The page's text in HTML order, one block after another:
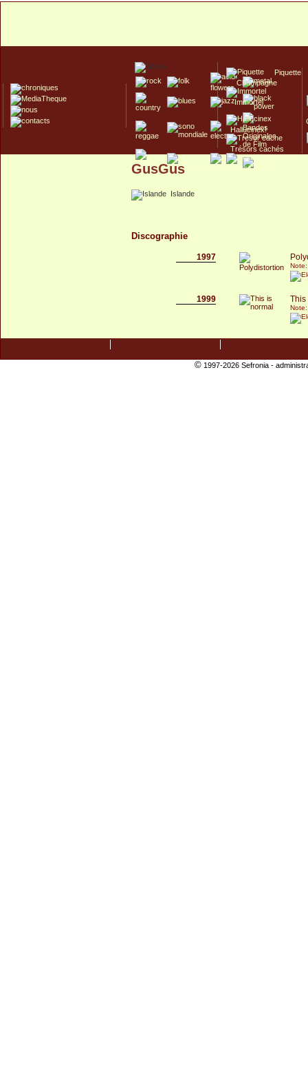
Piquette
Champagne
Immortel
Hallucinex!
Trésors cachés
Culte/Collector
GusGus
Islande
Discographie
1997
1999 This
©1997-2026 Sefronia -